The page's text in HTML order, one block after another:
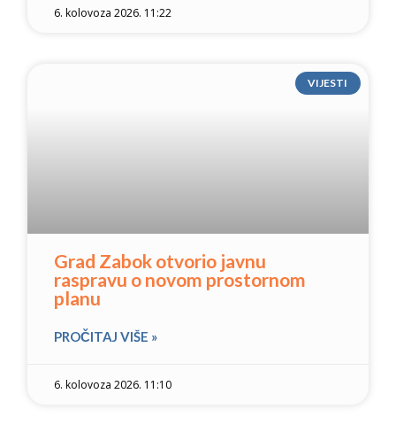
6. kolovoza 2026. 11:22
VIJESTI
Grad Zabok otvorio javnu
raspravu o novom prostornom
planu
PROČITAJ VIŠE »
6. kolovoza 2026. 11:10